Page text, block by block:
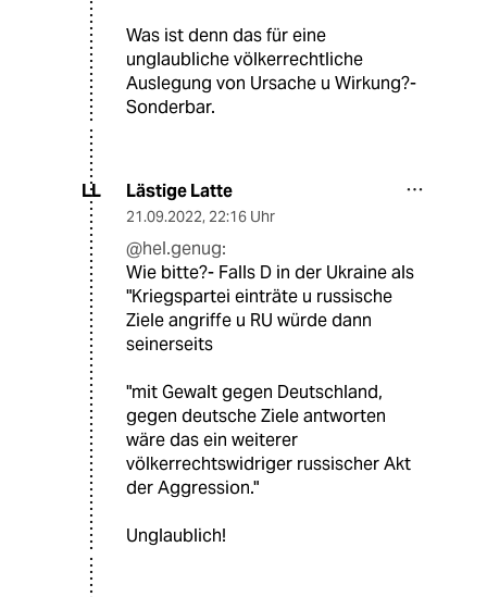
Was ist denn das für eine
unglaubliche völkerrechtliche
Auslegung von Ursache u Wirkung?-
Sonderbar.
LL Lästige Latte
21.09.2022, 22:16 Uhr
@hel.genug:
Wie bitte?- Falls D in der Ukraine als
"Kriegspartei einträte u russische
Ziele angriffe u RU würde dann
seinerseits
"mit Gewalt gegen Deutschland,
gegen deutsche Ziele antworten
wäre das ein weiterer
völkerrechtswidriger russischer Akt
der Aggression."
Unglaublich!